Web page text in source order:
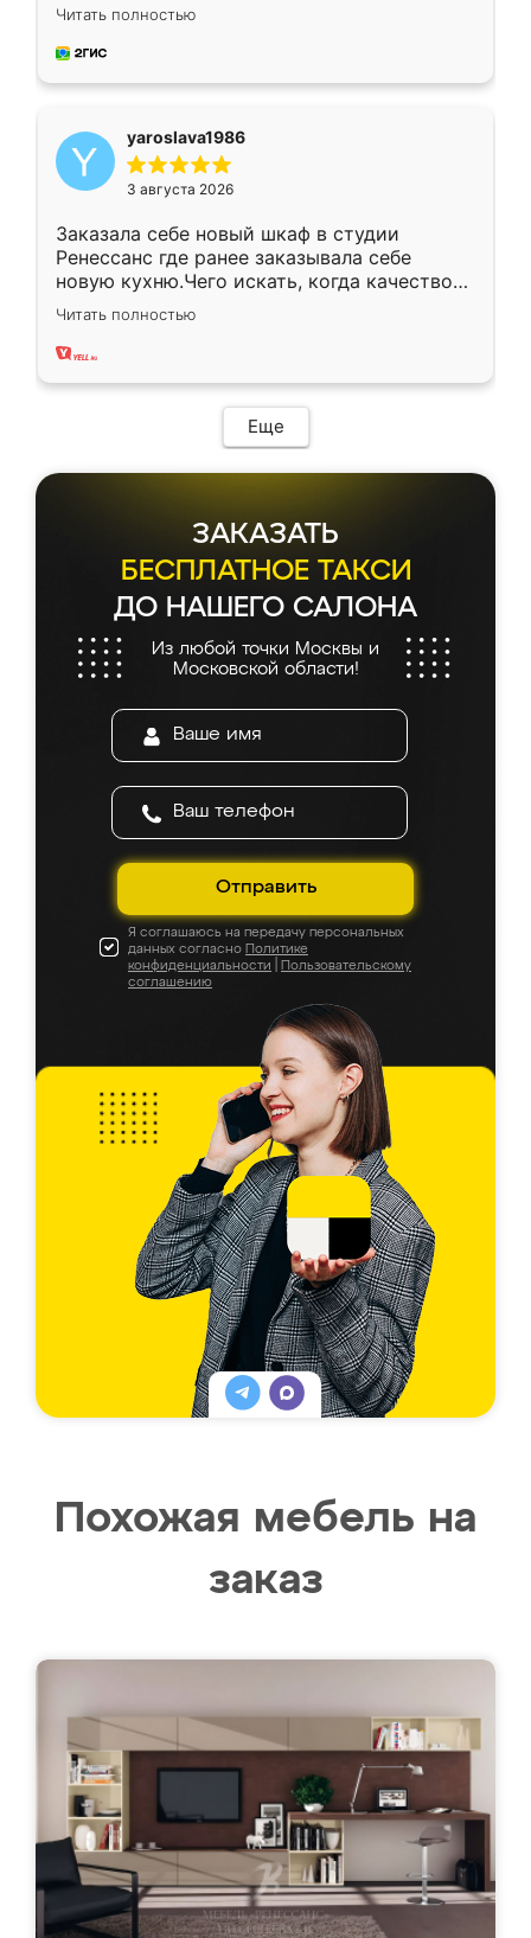
недели кухня была уже готова. Остались
довольны работой. Спасибо Ренессанс
мебель за качественную работу!
Читать полностью
yaroslava1986
3 августа 2026
Заказала себе новый шкаф в студии
Ренессанс где ранее заказывала себе
новую кухню.Чего искать, когда качеством
вполне довольна. Служит кухня уже почти
два года, нареканий нет.
Читать полностью
Еще
ЗАКАЗАТЬ
БЕСПЛАТНОЕ ТАКСИ
ДО НАШЕГО САЛОНА
Из любой точки Москвы и
Московской области!
Отправить
Я соглашаюсь на передачу персональных
данных согласно Политике
конфиденциальности
Пользовательскому
соглашению
Похожая мебель на
заказ